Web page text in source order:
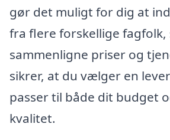
gør det muligt for dig at
fra flere forskellige fagfolk,
sammenligne priser og
sikrer, at du vælger en
passer til både dit budget
kvalitet.